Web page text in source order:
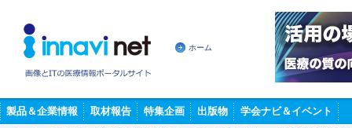
ホーム
製品＆企業情報 取材報告 特集企画 出版物 学会ナビ＆イベント